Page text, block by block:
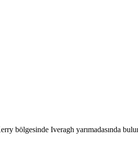
bölgesinde Iveragh yarımadasında